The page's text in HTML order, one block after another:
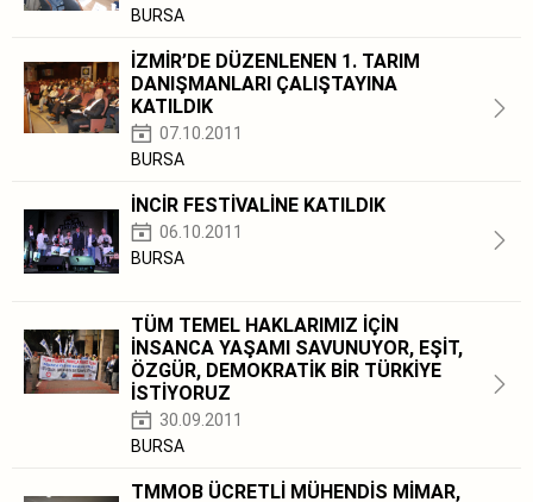
BURSA
İZMİR’DE DÜZENLENEN 1. TARIM
DANIŞMANLARI ÇALIŞTAYINA
KATILDIK
07.10.2011
BURSA
İNCİR FESTİVALİNE KATILDIK
06.10.2011
BURSA
TÜM TEMEL HAKLARIMIZ İÇİN
İNSANCA YAŞAMI SAVUNUYOR, EŞİT,
ÖZGÜR, DEMOKRATİK BİR TÜRKİYE
İSTİYORUZ
30.09.2011
BURSA
TMMOB ÜCRETLİ MÜHENDİS MİMAR,